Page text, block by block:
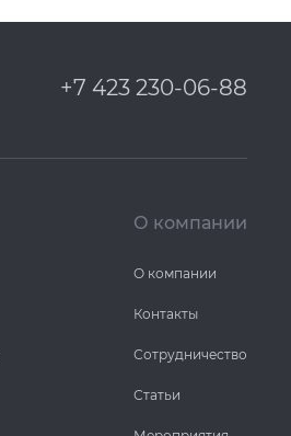
+7 423 230-06-88
О компании
О компании
Контакты
Сотрудничество
Статьи